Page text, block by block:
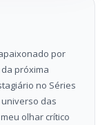
por
próxima
no Séries
das
olhar crítico